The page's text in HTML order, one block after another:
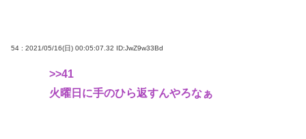
54 : 2021/05/16(日) 00:05:07.32 ID:JwZ9w33Bd
>>41
火曜日に手のひら返すんやろなぁ